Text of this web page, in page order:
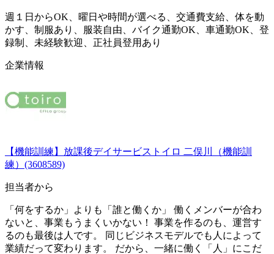
週１日からOK、曜日や時間が選べる、交通費支給、体を動
かす、制服あり、服装自由、バイク通勤OK、車通勤OK、登
録制、未経験歓迎、正社員登用あり
企業情報
【機能訓練】放課後デイサービストイロ 二俣川（機能訓
練）(3608589)
担当者から
「何をするか」よりも「誰と働くか」 働くメンバーが合わ
ないと、事業もうまくいかない！ 事業を作るのも、運営す
るのも最後は人です。 同じビジネスモデルでも人によって
業績だって変わります。 だから、一緒に働く「人」にこだ